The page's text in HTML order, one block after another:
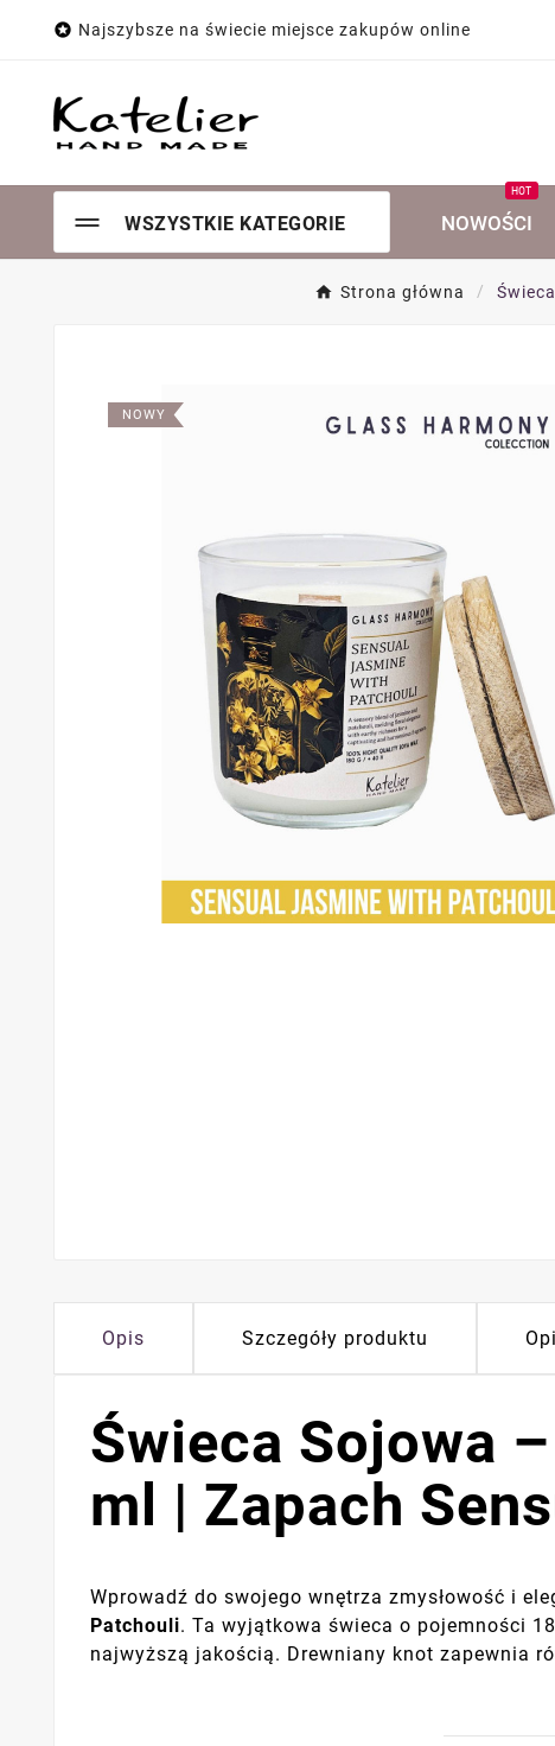
 Najszybsze na świecie miejsce zakupów online
WSZYSTKIE KATEGORIE NOWOŚCI
HOT
Strona główna
NOWY
Opis Szczegóły produktu
Świeca Sojowa
ml | Zapach
Wprowadź do swojego wnętrza zmysłowość i
Patchouli. Ta wyjątkowa świeca o pojemności
najwyższą jakością. Drewniany knot zapewnia